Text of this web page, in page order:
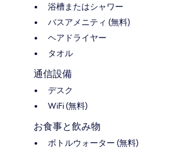
浴槽またはシャワー
バスアメニティ (無料)
ヘアドライヤー
タオル
通信設備
デスク
WiFi (無料)
お食事と飲み物
ボトルウォーター (無料)